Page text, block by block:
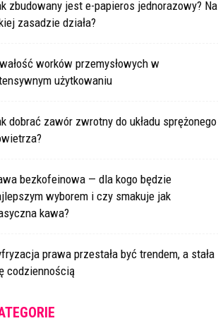
zbudowany jest e-papieros jednorazowy? Na
zasadzie działa?
worków przemysłowych w
użytkowaniu
dobrać zawór zwrotny do układu sprężonego
bezkofeinowa — dla kogo będzie
wyborem i czy smakuje jak
kawa?
prawa przestała być trendem, a stała
codziennością